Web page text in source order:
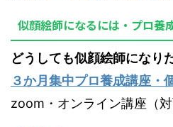
似顔絵師になるには・プロ養
どうしても似顔絵師になり
３か月集中プロ養成講座・
zoom・オンライン講座（対